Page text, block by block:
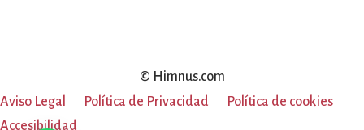
© Himnus.com
Aviso Legal
Política de Privacidad
Política de cookies
Accesibilidad